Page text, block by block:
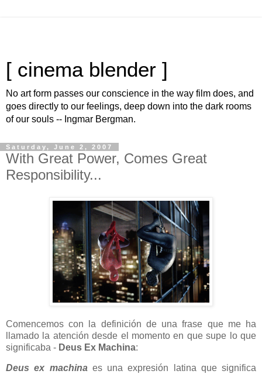
[ cinema blender ]
No art form passes our conscience in the way film does, and
goes directly to our feelings, deep down into the dark rooms
of our souls -- Ingmar Bergman.
Saturday, June 2, 2007
With Great Power, Comes Great
Responsibility...
Comencemos con la definición de una frase que me ha
llamado la atención desde el momento en que supe lo que
significaba - Deus Ex Machina:
Deus ex machinaes una expresión latina que significa